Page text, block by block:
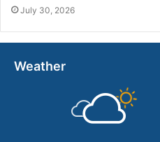
July 30, 2026
Weather